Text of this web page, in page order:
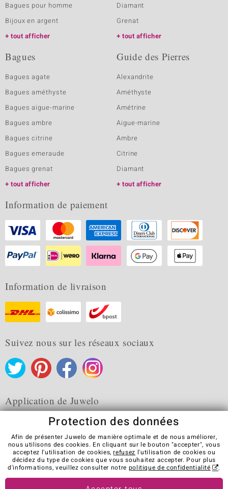
Bagues pour homme
Bijoux en argent
tout afficher
Diamant
Grenat
tout afficher
Bagues
Bagues agate
Bagues améthyste
Bagues aigue-marine
Bagues ambre
Bagues citrine
Bagues emeraude
Bagues grenat
tout afficher
Guide des Pierres
Alexandrite
Améthyste
Amétrine
Aigue-marine
Ambre
Citrine
Diamant
tout afficher
Information de paiement
Information de livraison
Suivez nous sur les réseaux sociaux
Application de Juwelo
CGV Protection des données
Cookies
Mentions légales
Contact
Révocation du contrat
Visit our stores in other countries:
Protection des données
Afin de présenter Juwelo de manière optimale et de nous améliorer,
nous utilisons des cookies. En cliquant sur le bouton "accepter", vous
acceptez l'utilisation de cookies,refusez l'utilisation de cookies ou
décidez du type de cookies que vous souhaitez accepter. Pour plus
d'informations, veuillez consulter notre politique de confidentialité .